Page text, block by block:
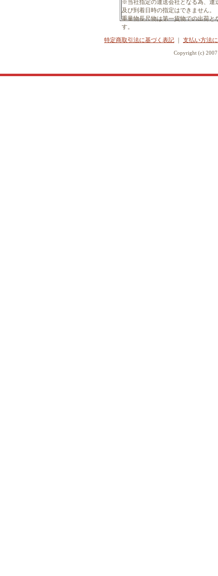
※当社指定の運送会社となる為、運
及び到着日時の指定はできません。
重量物長尺物は第一貨物での出荷と
す。
特定商取引法に基づく表記
支払い方法
Copyright (c)